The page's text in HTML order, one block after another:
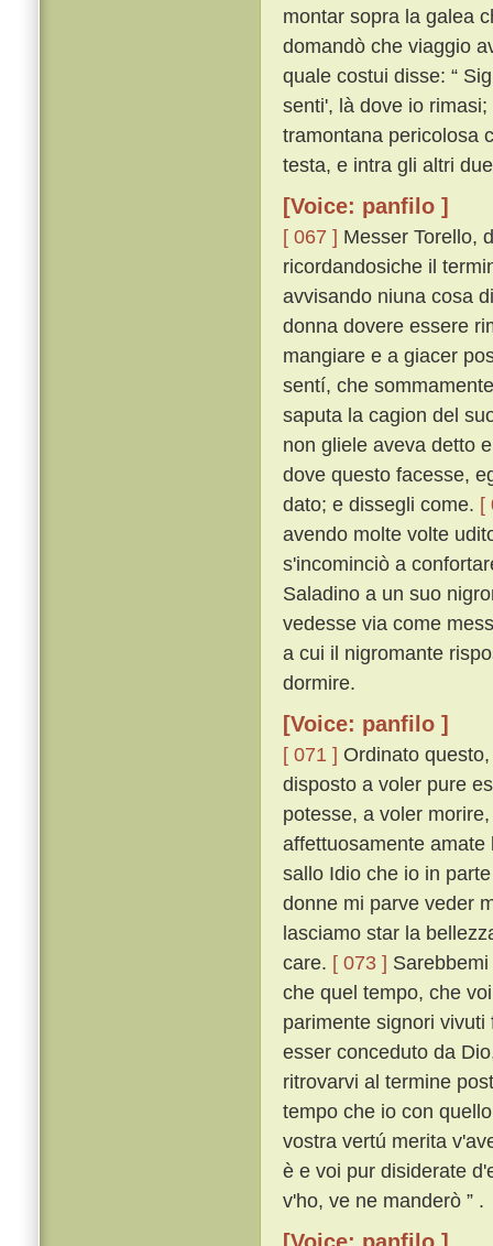
montar sopra la galea
domandò che viaggio
quale costui disse: “
senti', là dove io
tramontana pericolosa
testa, e intra gli altri
[Voice: panfilo ]
[ 067 ] Messer Torello,
ricordandosiche il
avvisando niuna cosa
donna dovere essere
mangiare e a giacer
sentí, che
saputa la cagion del
non gliele aveva detto
dove questo facesse,
dato; e dissegli come. [
avendo molte volte
s'incominciò a
Saladino a un suo
vedesse via come
a cui il nigromante
dormire.
[Voice: panfilo ]
[ 071 ] Ordinato
disposto a voler pure
potesse, a voler
affettuosamente
sallo Idio che io in
donne mi parve veder
lasciamo star la
care. [ 073 ]
che quel tempo, che
parimente signori
esser conceduto da
ritrovarvi al termine
tempo che io con
vostra vertú merita
è e voi pur disiderate
v'ho, ve ne manderò ” .